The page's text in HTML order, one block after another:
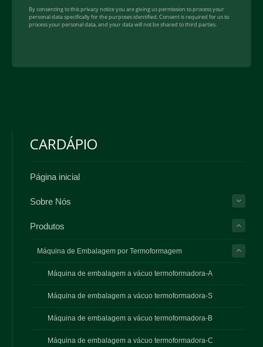
CARDÁPIO
Página inicial
Sobre Nós
Produtos
Máquina de Embalagem por Termoformagem
Máquina de embalagem a vácuo termoformadora-A
Máquina de embalagem a vácuo termoformadora-S
Máquina de embalagem a vácuo termoformadora-B
Máquina de embalagem a vácuo termoformadora-C